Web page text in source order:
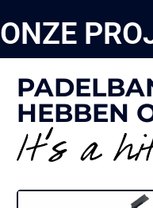
ONZE
HEBBEN